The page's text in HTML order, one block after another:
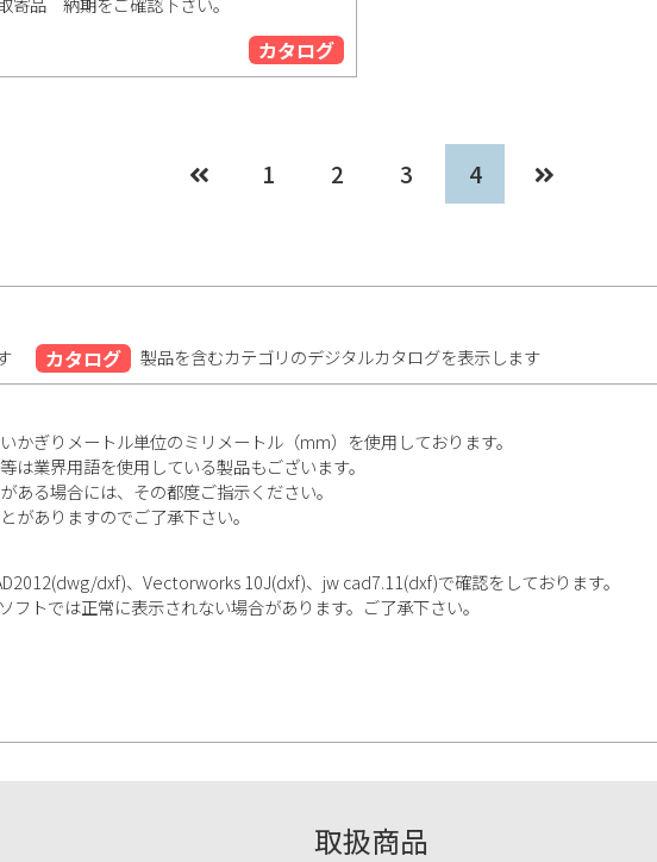
カタログ
1 2 3 4
カタログ 製品を含むカテゴリのデジタルカタログを表示します
ぎりメートル単位のミリメートル（mm）を使用しております。
業界用語を使用している製品もございます。
る場合には、その都度ご指示ください。
ありますのでご了承下さい。
dxf)、Vectorworks 10J(dxf)、jw cad7.11(dxf)で確認をしております。
フトでは正常に表示されない場合があります。ご了承下さい。
取扱商品